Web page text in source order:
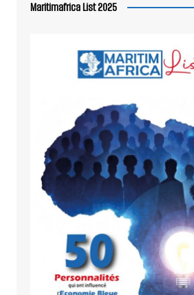
Maritimafrica List 2025